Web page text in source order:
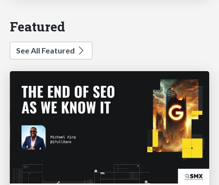
Featured
See All Featured